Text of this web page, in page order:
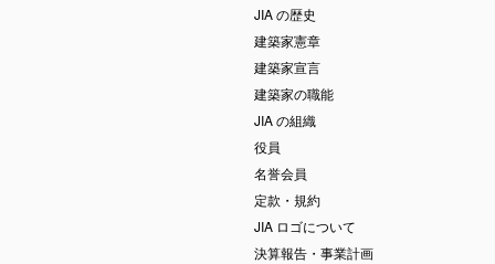
JIA の歴史
建築家憲章
建築家宣言
建築家の職能
JIA の組織
役員
名誉会員
定款・規約
JIA ロゴについて
決算報告・事業計画